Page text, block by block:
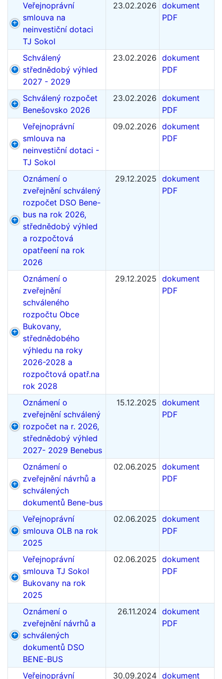
Veřejnoprávní
smlouva na
neinvestiční dotaci
TJ Sokol
23.02.2026 dokument
PDF
Schválený
střednědobý výhled
2027 - 2029
23.02.2026 dokument
PDF
Schválený rozpočet
Benešovsko 2026
23.02.2026 dokument
PDF
Veřejnoprávní
smlouva na
neinvestiční dotaci -
TJ Sokol
09.02.2026 dokument
PDF
Oznámení o
zveřejnění schválený
rozpočet DSO Bene-
bus na rok 2026,
střednědobý výhled
a rozpočtová
opatřeení na rok
2026
29.12.2025 dokument
PDF
Oznámení o
zveřejnění
schváleného
rozpočtu Obce
Bukovany,
střednědobého
výhledu na roky
2026-2028 a
rozpočtová opatř.na
rok 2028
29.12.2025 dokument
PDF
Oznámení o
zveřejnění schválený
rozpočet na r. 2026,
střednědobý výhled
2027- 2029 Benebus
15.12.2025 dokument
PDF
Oznámení o
zveřejnění návrhů a
schválených
dokumentů Bene-bus
02.06.2025 dokument
PDF
Veřejnoprávní
smlouva OLB na rok
2025
02.06.2025 dokument
PDF
Veřejnoprávní
smlouva TJ Sokol
Bukovany na rok
2025
02.06.2025 dokument
PDF
Oznámení o
zveřejnění návrhů a
schválených
dokumentů DSO
BENE-BUS
26.11.2024 dokument
PDF
Veřejnoprávní 30.09.2024 dokument